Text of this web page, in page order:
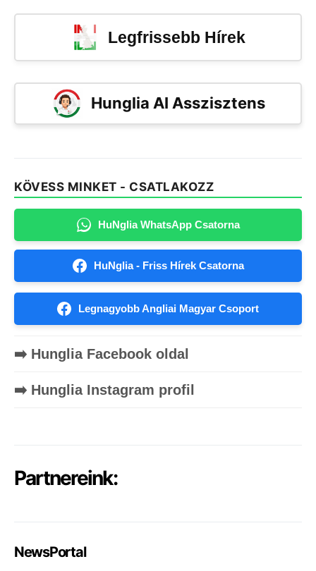
Legfrissebb Hírek
Hunglia AI Asszisztens
KÖVESS MINKET - CSATLAKOZZ
HuNglia WhatsApp Csatorna
HuNglia - Friss Hírek Csatorna
Legnagyobb Angliai Magyar Csoport
➡️ Hunglia Facebook oldal
➡️ Hunglia Instagram profil
Partnereink:
NewsPortal